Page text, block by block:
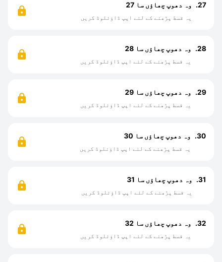
27. وہ دھوپ چھاؤں سا 27
یہ قسط پڑھنے کے لئے اپپ ڈاؤنلوڈ کریں
28. وہ دھوپ چھاؤں سا 28
یہ قسط پڑھنے کے لئے اپپ ڈاؤنلوڈ کریں
29. وہ دھوپ چھاؤں سا 29
یہ قسط پڑھنے کے لئے اپپ ڈاؤنلوڈ کریں
30. وہ دھوپ چھاؤں سا 30
یہ قسط پڑھنے کے لئے اپپ ڈاؤنلوڈ کریں
31. وہ دھوپ چھاؤں سا 31
یہ قسط پڑھنے کے لئے اپپ ڈاؤنلوڈ کریں
32. وہ دھوپ چھاؤں سا 32
یہ قسط پڑھنے کے لئے اپپ ڈاؤنلوڈ کریں